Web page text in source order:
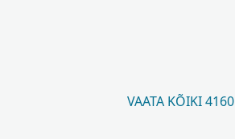
VAATA KÕIKI 4160